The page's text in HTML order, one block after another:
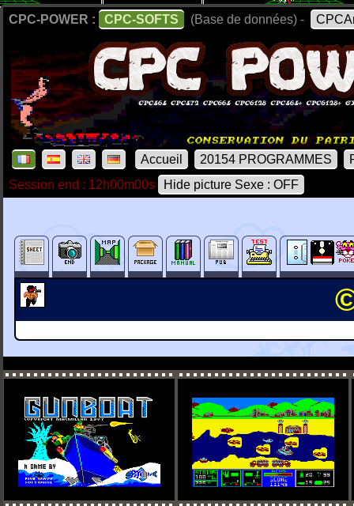
CPC-POWER : CPC-SOFTS (Base de données) -
Accueil 20154 PROGRAMMES
Session end : 12h00m00s
Hide picture Sexe : OFF